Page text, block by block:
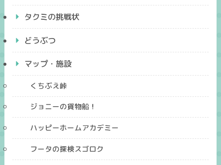
タクミの挑戦状
どうぶつ
マップ・施設
くちぶえ峠
ジョニーの貨物船！
ハッピーホームアカデミー
フータの探検スゴロク